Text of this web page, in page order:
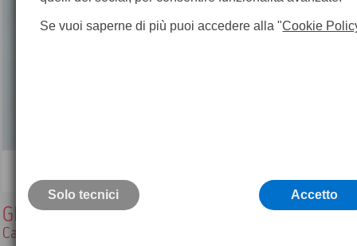
GEV160
Cavo Leica
Se vuoi saperne di più puoi accedere alla "Cookie
Solo tecnici Accetto